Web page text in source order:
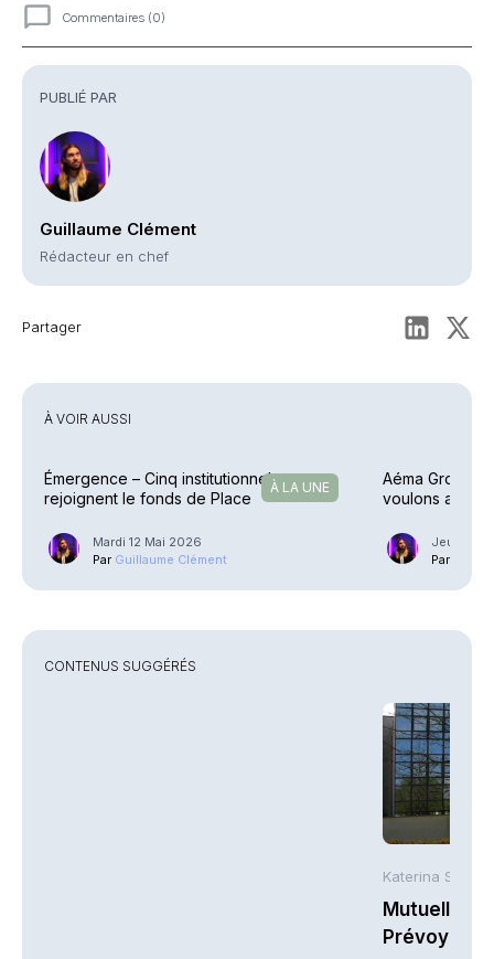
PUBLIÉ PAR
Guillaume Clément
Rédacteur en chef
Partager
Commentaires (0)
À VOIR AUSSI
À LA UNE
Émergence – Cinq institutionnels
rejoignent le fonds de Place
Mardi 12 Mai 2026
Par Guillaume Clément
Aéma Groupe
voulons aller
Jeudi 9
Par
CONTENUS SUGGÉRÉS
Katerina
Mutuelles :